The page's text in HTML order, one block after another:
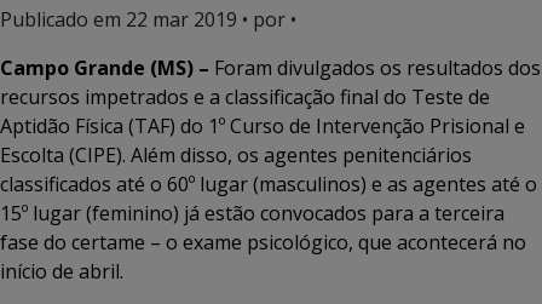
Publicado em 22 mar 2019 • por •
Campo Grande (MS) – Foram divulgados os resultados dos
recursos impetrados e a classificação final do Teste de
Aptidão Física (TAF) do 1º Curso de Intervenção Prisional e
Escolta (CIPE). Além disso, os agentes penitenciários
classificados até o 60º lugar (masculinos) e as agentes até o
15º lugar (feminino) já estão convocados para a terceira
fase do certame – o exame psicológico, que acontecerá no
início de abril.